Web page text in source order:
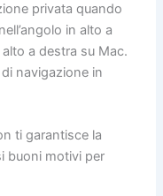
privata quando
in alto a
a destra su Mac.
navigazione in
ti garantisce la
buoni motivi per